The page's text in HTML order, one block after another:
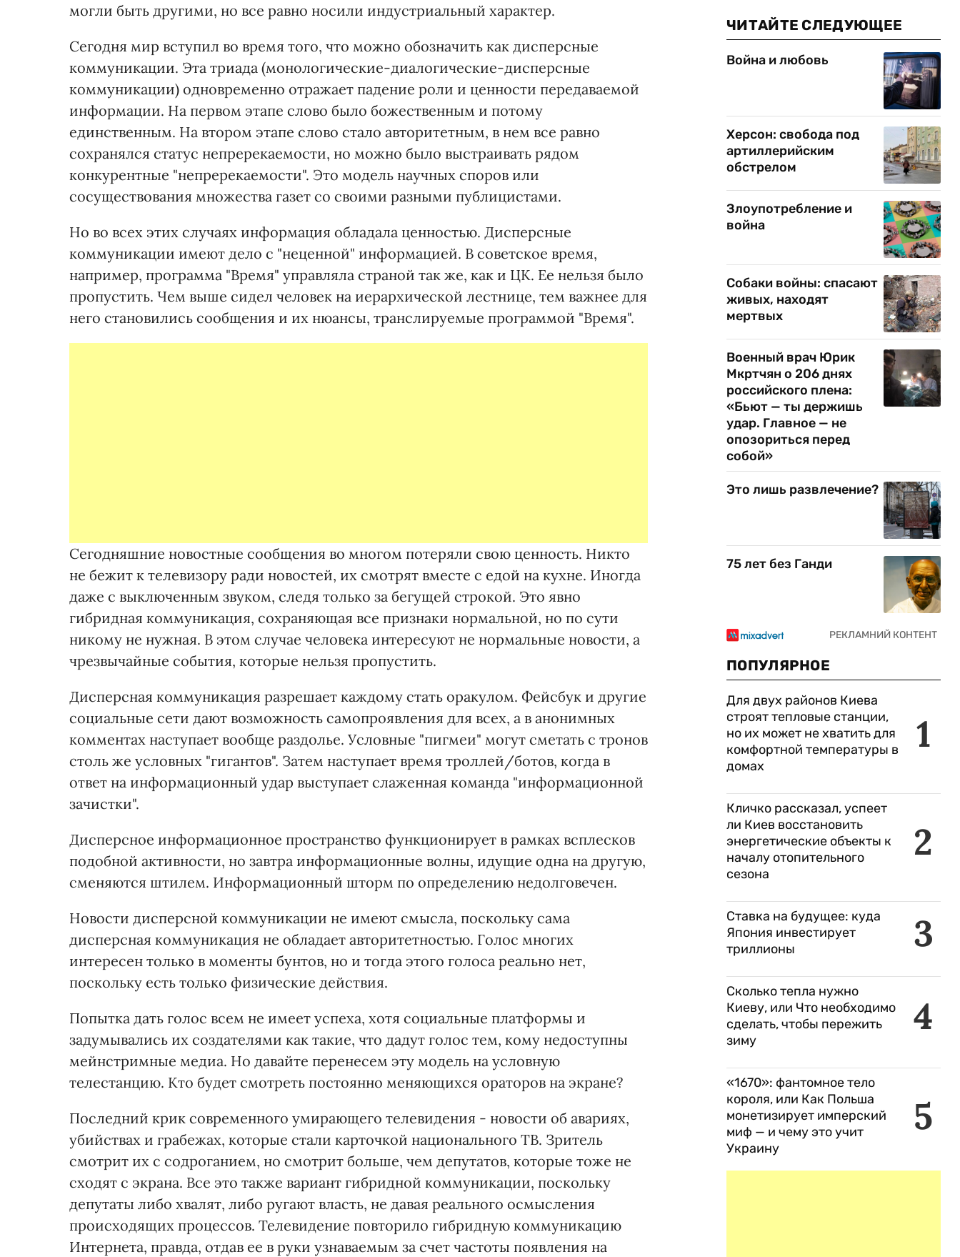
могли быть другими, но все равно носили индустриальный характер.
Сегодня мир вступил во время того, что можно обозначить как дисперсные
коммуникации. Эта триада (монологические-диалогические-дисперсные
коммуникации) одновременно отражает падение роли и ценности передаваемой
информации. На первом этапе слово было божественным и потому
единственным. На втором этапе слово стало авторитетным, в нем все равно
сохранялся статус непререкаемости, но можно было выстраивать рядом
конкурентные "непререкаемости". Это модель научных споров или
сосуществования множества газет со своими разными публицистами.
Но во всех этих случаях информация обладала ценностью. Дисперсные
коммуникации имеют дело с "неценной" информацией. В советское время,
например, программа "Время" управляла страной так же, как и ЦК. Ее нельзя было
пропустить. Чем выше сидел человек на иерархической лестнице, тем важнее для
него становились сообщения и их нюансы, транслируемые программой "Время".
Сегодняшние новостные сообщения во многом потеряли свою ценность. Никто
не бежит к телевизору ради новостей, их смотрят вместе с едой на кухне. Иногда
даже с выключенным звуком, следя только за бегущей строкой. Это явно
гибридная коммуникация, сохраняющая все признаки нормальной, но по сути
никому не нужная. В этом случае человека интересуют не нормальные новости, а
чрезвычайные события, которые нельзя пропустить.
Дисперсная коммуникация разрешает каждому стать оракулом. Фейсбук и другие
социальные сети дают возможность самопроявления для всех, а в анонимных
комментах наступает вообще раздолье. Условные "пигмеи" могут сметать с тронов
столь же условных "гигантов". Затем наступает время троллей/ботов, когда в
ответ на информационный удар выступает слаженная команда "информационной
зачистки".
Дисперсное информационное пространство функционирует в рамках всплесков
подобной активности, но завтра информационные волны, идущие одна на другую,
сменяются штилем. Информационный шторм по определению недолговечен.
Новости дисперсной коммуникации не имеют смысла, поскольку сама
дисперсная коммуникация не обладает авторитетностью. Голос многих
интересен только в моменты бунтов, но и тогда этого голоса реально нет,
поскольку есть только физические действия.
Попытка дать голос всем не имеет успеха, хотя социальные платформы и
задумывались их создателями как такие, что дадут голос тем, кому недоступны
мейнстримные медиа. Но давайте перенесем эту модель на условную
телестанцию. Кто будет смотреть постоянно меняющихся ораторов на экране?
Последний крик современного умирающего телевидения - новости об авариях,
убийствах и грабежах, которые стали карточкой национального ТВ. Зритель
смотрит их с содроганием, но смотрит больше, чем депутатов, которые тоже не
сходят с экрана. Все это также вариант гибридной коммуникации, поскольку
депутаты либо хвалят, либо ругают власть, не давая реального осмысления
происходящих процессов. Телевидение повторило гибридную коммуникацию
Интернета, правда, отдав ее в руки узнаваемым за счет частоты появления на
ЧИТАЙТЕ СЛЕДУЮЩЕЕ
Война и любовь
Херсон: свобода под
артиллерийским
обстрелом
Злоупотребление и
война
Собаки войны: спасают
живых, находят
мертвых
Военный врач Юрик
Мкртчян о 206 днях
российского плена:
«Бьют — ты держишь
удар. Главное — не
опозориться перед
собой»
Это лишь развлечение?
75 лет без Ганди
ПОПУЛЯРНОЕ
1
Для двух районов Киева
строят тепловые станции,
но их может не хватить для
комфортной температуры в
домах
2
Кличко рассказал, успеет
ли Киев восстановить
энергетические объекты к
началу отопительного
сезона
3
Ставка на будущее: куда
Япония инвестирует
триллионы
4
Сколько тепла нужно
Киеву, или Что необходимо
сделать, чтобы пережить
зиму
5
«1670»: фантомное тело
короля, или Как Польша
монетизирует имперский
миф — и чему это учит
Украину